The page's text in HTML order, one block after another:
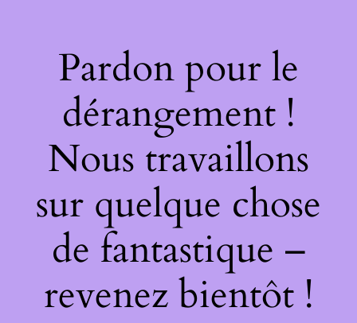
Pardon pour le
dérangement !
Nous travaillons
sur quelque chose
de fantastique –
revenez bientôt !